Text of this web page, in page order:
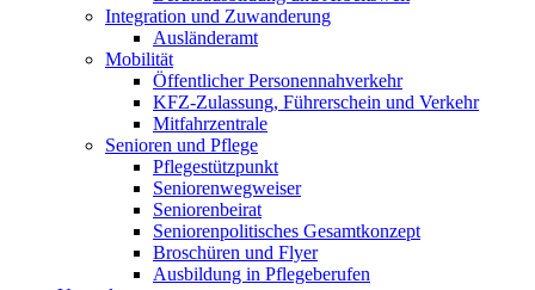
Integration und Zuwanderung
Ausländeramt
Mobilität
Öffentlicher Personennahverkehr
KFZ-Zulassung, Führerschein und Verkehr
Mitfahrzentrale
Senioren und Pflege
Pflegestützpunkt
Seniorenwegweiser
Seniorenbeirat
Seniorenpolitisches Gesamtkonzept
Broschüren und Flyer
Ausbildung in Pflegeberufen